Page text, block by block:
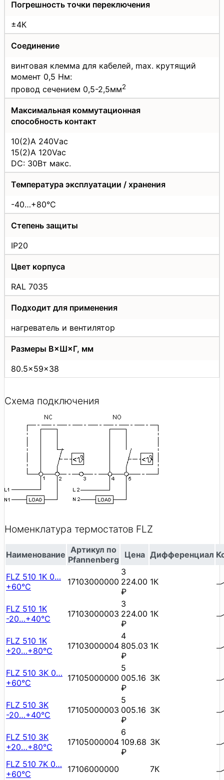
Погрешность точки переключения
±4К
Соединение
винтовая клемма для кабелей, max. крутящий
момент 0,5 Нм:
провод сечением 0,5-2,5мм2
Максимальная коммутационная
способность контакт
10(2)A 240Vас
15(2)A 120Vac
DC: 30Вт макс.
Температура эксплуатации / хранения
-40…+80°С
Степень защиты
IP20
Цвет корпуса
RAL 7035
Подходит для применения
нагреватель и вентилятор
Размеры В×Ш×Г, мм
80.5×59×38
Схема подключения
Номенклатура термостатов FLZ
Наименование Артикул по
Pfannenberg
Цена Дифференциал
FLZ 510 1K 0…
+60°C
17103000000
3
224.00
₽
1К
FLZ 510 1K
-20…+40°C
17103000003
3
224.00
₽
1К
FLZ 510 1K
+20…+80°C
17103000004
4
805.03
₽
1К
FLZ 510 3K 0…
+60°C
17105000000
5
005.16
₽
3К
FLZ 510 3K
-20…+40°C
17105000003
5
005.16
₽
3К
FLZ 510 3K
+20…+80°C
17105000004
6
109.68
₽
3К
FLZ 510 7K 0…
+60°C
17106000000
7К